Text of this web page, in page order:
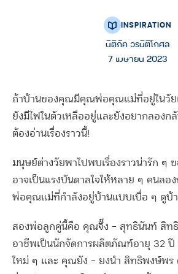
INSPIRATION
นิติภัค วรนิติโกศล
7 เมษายน 2023
ถ้าบ้านของคุณมีคุณพ่อคุณแม่ที่อยู่ในวั
ยังมีไฟในตัวเหลืออยู่และยังอยากลองก
ต้องอ่านเรื่องราวนี้!
มนุษย์ต่างวัยพาไปพบเรื่องราวน่ารัก ๆ
อาจเป็นแรงบันดาลใจให้หลาย ๆ คนล
พ่อคุณแม่ที่กำลังอยู่บ้านแบบเบื่อ ๆ ดูบ้า
สองพ่อลูกคู่นี้คือ คุณจึ๊ง – สุทธินันท์ สิท
อาชีพเป็นนักจัดการผลิตภัณฑ์อายุ 32 ปี
ใหม่ ๆ และ คุณยัง – ยงนำ สิทธิพงษ์พ